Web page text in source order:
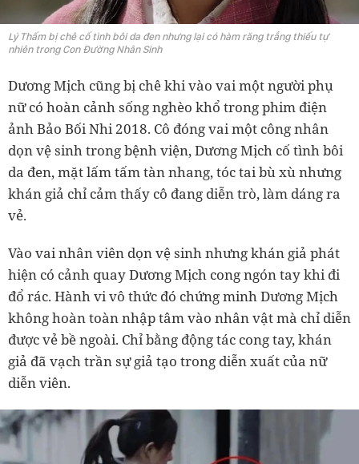
Lý Thấm bị chê cố tình bôi da đen nhưng lại có hàm răng trắng thiếu tự
nhiên trong Con Đường Nhân Sinh
Dương Mịch cũng bị chê khi vào vai một người phụ
nữ có hoàn cảnh sống nghèo khổ trong phim điện
ảnh Bảo Bối Nhi 2018. Cô đóng vai một công nhân
dọn vệ sinh trong bệnh viện, Dương Mịch cố tình bôi
da đen, mặt lấm tấm tàn nhang, tóc tai bù xù nhưng
khán giả chỉ cảm thấy cô đang diễn trò, làm dáng ra
vẻ.
Vào vai nhân viên dọn vệ sinh nhưng khán giả phát
hiện có cảnh quay Dương Mịch cong ngón tay khi đi
đổ rác. Hành vi vô thức đó chứng minh Dương Mịch
không hoàn toàn nhập tâm vào nhân vật mà chỉ diễn
được vẻ bề ngoài. Chỉ bằng động tác cong tay, khán
giả đã vạch trần sự giả tạo trong diễn xuất của nữ
diễn viên.